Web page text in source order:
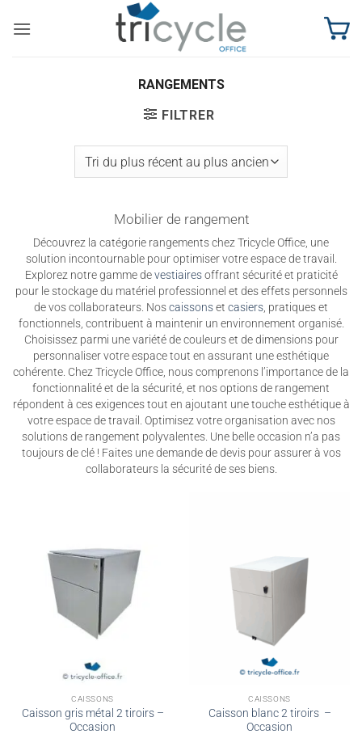
RANGEMENTS
FILTRER
Mobilier de rangement
Découvrez la catégorie rangements chez Tricycle Office, une
solution incontournable pour optimiser votre espace de travail.
Explorez notre gamme devestiairesoffrant sécurité et praticité
pour le stockage du matériel professionnel et des effets personnels
de vos collaborateurs. Noscaissonset casiers, pratiques et
fonctionnels, contribuent à maintenir un environnement organisé.
Choisissez parmi une variété de couleurs et de dimensions pour
personnaliser votre espace tout en assurant une esthétique
cohérente. Chez Tricycle Office, nous comprenons l’importance de la
fonctionnalité et de la sécurité, et nos options de rangement
répondent à ces exigences tout en ajoutant une touche esthétique à
votre espace de travail. Optimisez votre organisation avec nos
solutions de rangement polyvalentes. Une belle occasion n’a pas
toujours de clé ! Faites une demande de devis pour assurer à vos
collaborateurs la sécurité de ses biens.
CAISSONS
Caisson gris métal 2 tiroirs –
Occasion
CAISSONS
Caisson blanc 2 tiroirs –
Occasion